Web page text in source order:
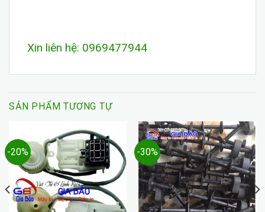
Xin liên hệ: 0969477944
SẢN PHẨM TƯƠNG TỰ
-20% -30%